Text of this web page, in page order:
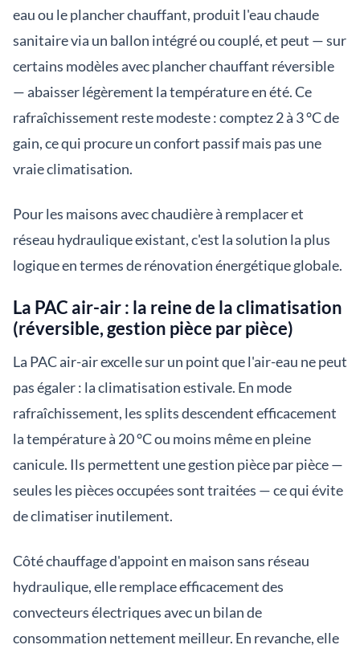
eau ou le plancher chauffant, produit l'eau chaude
sanitaire via un ballon intégré ou couplé, et peut — sur
certains modèles avec plancher chauffant réversible
— abaisser légèrement la température en été. Ce
rafraîchissement reste modeste : comptez 2 à 3 °C de
gain, ce qui procure un confort passif mais pas une
vraie climatisation.
Pour les maisons avec chaudière à remplacer et
réseau hydraulique existant, c'est la solution la plus
logique en termes de rénovation énergétique globale.
La PAC air-air : la reine de la climatisation
(réversible, gestion pièce par pièce)
La PAC air-air excelle sur un point que l'air-eau ne peut
pas égaler : la climatisation estivale. En mode
rafraîchissement, les splits descendent efficacement
la température à 20 °C ou moins même en pleine
canicule. Ils permettent une gestion pièce par pièce —
seules les pièces occupées sont traitées — ce qui évite
de climatiser inutilement.
Côté chauffage d'appoint en maison sans réseau
hydraulique, elle remplace efficacement des
convecteurs électriques avec un bilan de
consommation nettement meilleur. En revanche, elle